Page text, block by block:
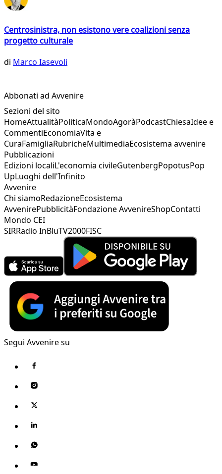
Centrosinistra, non esistono vere coalizioni senza
progetto culturale
di Marco Iasevoli
Abbonati ad Avvenire
Sezioni del sito
HomeAttualitàPoliticaMondoAgoràPodcastChiesaIdee e
CommentiEconomiaVita e
CuraFamigliaRubricheMultimediaEcosistema avvenire
Pubblicazioni
Edizioni localiL'economia civileGutenbergPopotusPop
UpLuoghi dell'Infinito
Avvenire
Chi siamoRedazioneEcosistema
AvvenirePubblicitàFondazione AvvenireShopContatti
Mondo CEI
SIRRadio InBluTV2000FISC
Segui Avvenire su